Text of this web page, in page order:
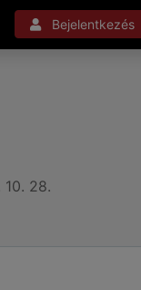
Bejelentkezés
10. 28.